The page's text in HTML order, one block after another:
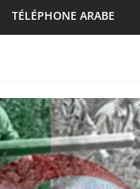
TÉLÉPHONE ARABE